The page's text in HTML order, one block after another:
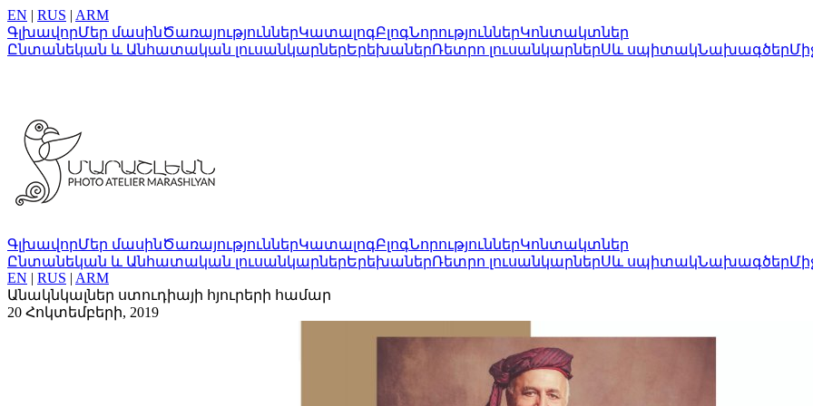
EN | RUS | ARM
ԳլխավորՄեր մասինԾառայություններԿատալոգԲլոգՆորություններԿոնտակտներ
Ընտանեկան և Անհատական լուսանկարներԵրեխաներՌետրո լուսանկարներՍև սպիտակՆախագծեր
ԳլխավորՄեր մասինԾառայություններԿատալոգԲլոգՆորություններԿոնտակտներ
Ընտանեկան և Անհատական լուսանկարներԵրեխաներՌետրո լուսանկարներՍև սպիտակՆախագծեր
EN | RUS | ARM
Անակնկալներ ստուդիայի հյուրերի համար
20 Հոկտեմբերի, 2019